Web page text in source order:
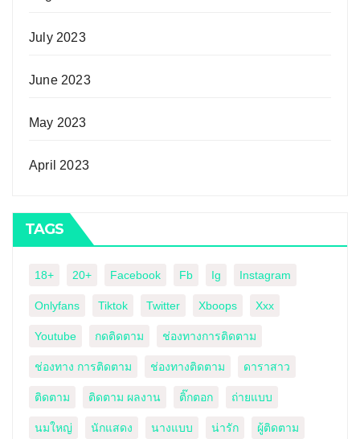
July 2023
June 2023
May 2023
April 2023
TAGS
18+ 20+ Facebook Fb Ig Instagram
Onlyfans Tiktok Twitter Xboops Xxx
Youtube กดติดตาม ช่องทางการติดตาม
ช่องทาง การติดตาม ช่องทางติดตาม ดาราสาว
ติดตาม ติดตาม ผลงาน ติ๊กตอก ถ่ายแบบ
นมใหญ่ นักแสดง นางแบบ น่ารัก ผู้ติดตาม